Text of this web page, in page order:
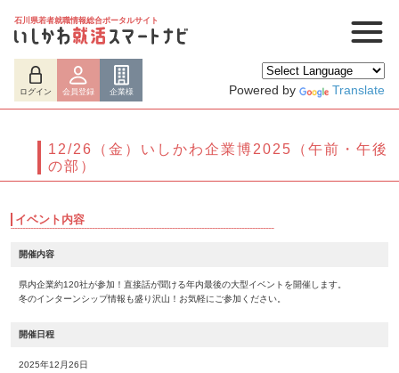
石川県若者就職情報総合ポータルサイト
ログイン 会員登録 企業様 Powered by Translate
12/26（金）いしかわ企業博2025（午前・午後
の部）
イベント内容
開催内容
県内企業約120社が参加！直接話が聞ける年内最後の大型イベントを開催します。
冬のインターンシップ情報も盛り沢山！お気軽にご参加ください。
開催日程
2025年12月26日